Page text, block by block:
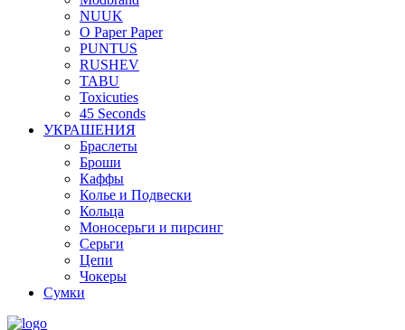
NUUK
O Paper Paper
PUNTUS
RUSHEV
TABU
Toxicuties
45 Seconds
УКРАШЕНИЯ
Браслеты
Броши
Каффы
Колье и Подвески
Кольца
Моносерьги и пирсинг
Серьги
Цепи
Чокеры
Сумки